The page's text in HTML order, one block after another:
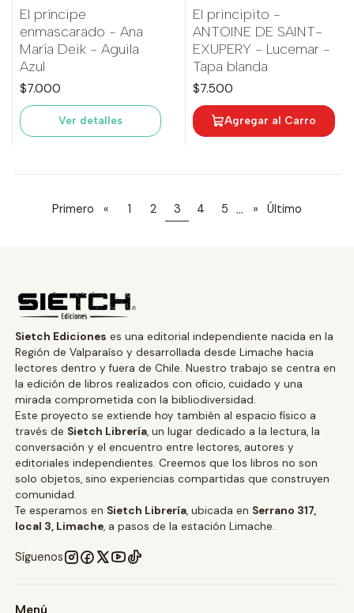
El príncipe
enmascarado - Ana
María Deik - Aguila
Azul
$7.000
Ver detalles
El principito -
ANTOINE DE SAINT-
EXUPERY - Lucemar -
Tapa blanda
$7.500
Agregar al Carro
Primero « 1 2 3 4 5 ... » Último
Sietch Ediciones es una editorial independiente nacida en la
Región de Valparaíso y desarrollada desde Limache hacia
lectores dentro y fuera de Chile. Nuestro trabajo se centra en
la edición de libros realizados con oficio, cuidado y una
mirada comprometida con la bibliodiversidad.
Este proyecto se extiende hoy también al espacio físico a
través de Sietch Librería, un lugar dedicado a la lectura, la
conversación y el encuentro entre lectores, autores y
editoriales independientes. Creemos que los libros no son
solo objetos, sino experiencias compartidas que construyen
comunidad.
Te esperamos en Sietch Librería, ubicada en Serrano 317,
local 3, Limache, a pasos de la estación Limache.
Síguenos
Menú